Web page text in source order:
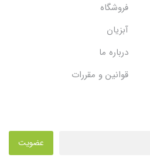
فروشگاه
آبزیان
درباره ما
قوانین و مقررات
عضویت